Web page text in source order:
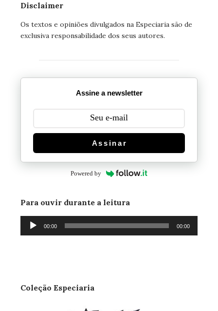
Disclaimer
Os textos e opiniões divulgados na Especiaria são de
exclusiva responsabilidade dos seus autores.
Assine a newsletter
Assinar
Powered by
Para ouvir durante a leitura
Tocador
00:00 00:00
Coleção Especiaria